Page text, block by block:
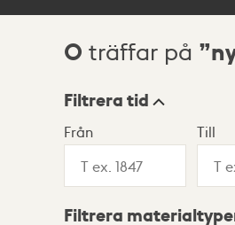
Sökresultat
0 träffar på
Visningsläge
Lista Karta
Filtrera tid
Från Till
Filtrera